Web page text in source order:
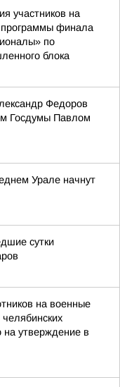
участников на
финала
по
блока
Федоров
Госдумы Павлом
Урале начнут
сутки
на военные
утверждение в